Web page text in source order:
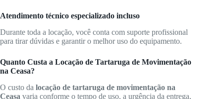
Atendimento técnico especializado incluso
Durante toda a locação, você conta com suporte profissional
para tirar dúvidas e garantir o melhor uso do equipamento.
Quanto Custa a Locação de Tartaruga de Movimentação
na Ceasa?
O custo da locação de tartaruga de movimentação na
Ceasa varia conforme o tempo de uso, a urgência da entrega,